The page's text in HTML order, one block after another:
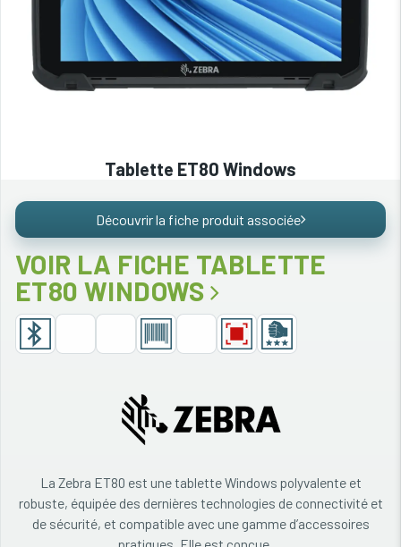
Tablette ET80 Windows
Découvrir la fiche produit associée
VOIR LA FICHE TABLETTE
ET80 WINDOWS
La Zebra ET80 est une tablette Windows polyvalente et
robuste, équipée des dernières technologies de connectivité et
de sécurité, et compatible avec une gamme d’accessoires